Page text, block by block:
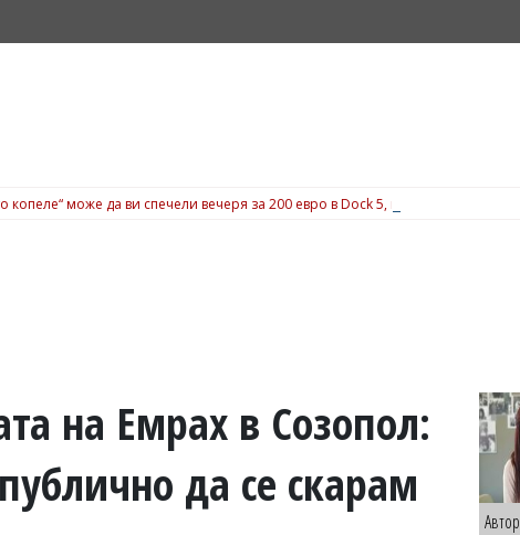
копеле“ може да ви спечели вечеря за 200 евро в Dock 5, вижте подробности
на Емрах в Созопол:
да се скарам
Автор